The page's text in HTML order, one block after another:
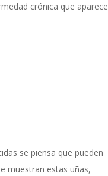
crónica que aparece
se piensa que pueden
muestran estas uñas,